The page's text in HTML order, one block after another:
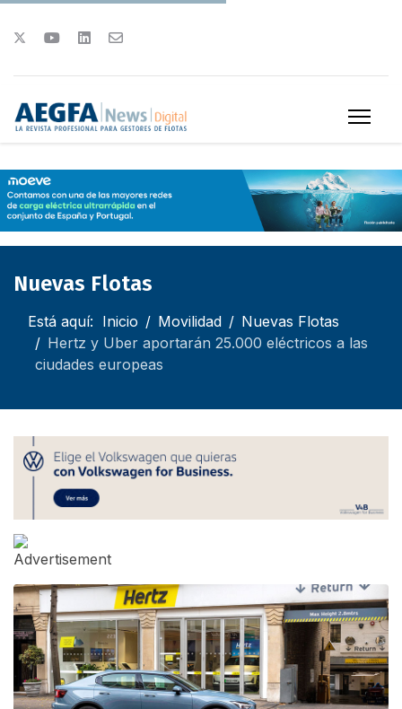
Nuevas Flotas
Está aquí: Inicio Movilidad
Nuevas Flotas
Hertz y Uber aportarán 25.000 eléctricos a las
ciudades europeas